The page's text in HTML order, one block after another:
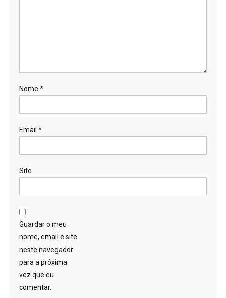
Nome *
Email *
Site
Guardar o meu
nome, email e site
neste navegador
para a próxima
vez que eu
comentar.